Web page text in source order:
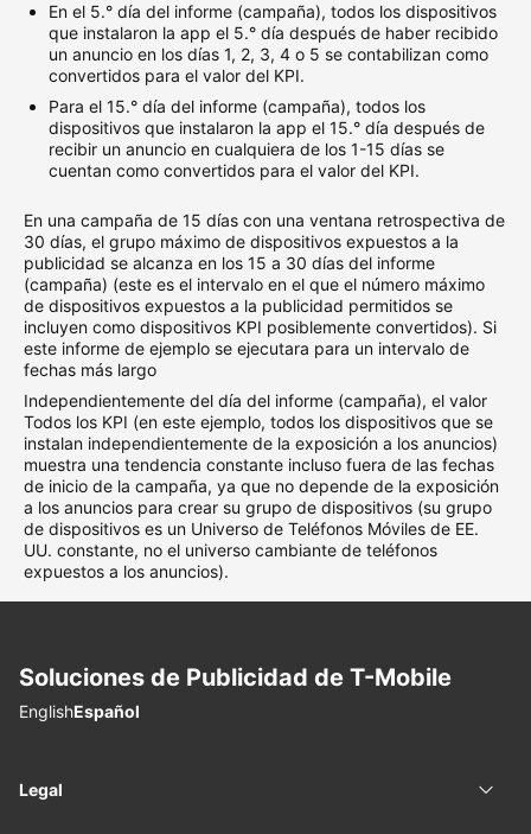
En el 5.° día del informe (campaña), todos los dispositivos
que instalaron la app el 5.° día después de haber recibido
un anuncio en los días 1, 2, 3, 4 o 5 se contabilizan como
convertidos para el valor del KPI.
Para el 15.° día del informe (campaña), todos los
dispositivos que instalaron la app el 15.° día después de
recibir un anuncio en cualquiera de los 1-15 días se
cuentan como convertidos para el valor del KPI.
En una campaña de 15 días con una ventana retrospectiva de
30 días, el grupo máximo de dispositivos expuestos a la
publicidad se alcanza en los 15 a 30 días del informe
(campaña) (este es el intervalo en el que el número máximo
de dispositivos expuestos a la publicidad permitidos se
incluyen como dispositivos KPI posiblemente convertidos). Si
este informe de ejemplo se ejecutara para un intervalo de
fechas más largo
Independientemente del día del informe (campaña), el valor
Todos los KPI (en este ejemplo, todos los dispositivos que se
instalan independientemente de la exposición a los anuncios)
muestra una tendencia constante incluso fuera de las fechas
de inicio de la campaña, ya que no depende de la exposición
a los anuncios para crear su grupo de dispositivos (su grupo
de dispositivos es un Universo de Teléfonos Móviles de EE.
UU. constante, no el universo cambiante de teléfonos
expuestos a los anuncios).
Soluciones de Publicidad de T-Mobile
Elegir idioma
EnglishEspañol
Legal